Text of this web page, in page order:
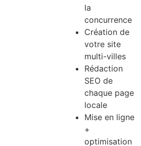
la
concurrence
Création de
votre site
multi-villes
Rédaction
SEO de
chaque page
locale
Mise en ligne
+
optimisation